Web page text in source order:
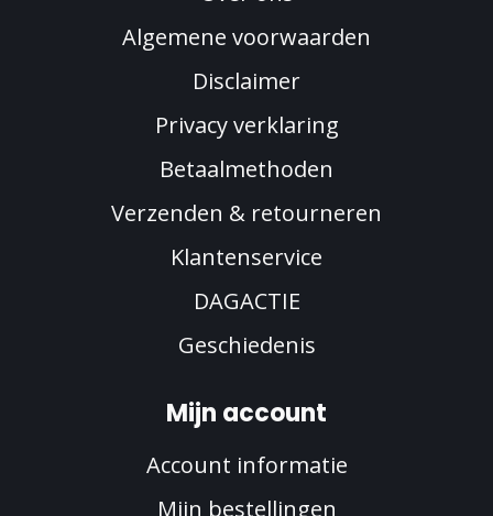
Algemene voorwaarden
Disclaimer
Privacy verklaring
Betaalmethoden
Verzenden & retourneren
Klantenservice
DAGACTIE
Geschiedenis
Mijn account
Account informatie
Mijn bestellingen